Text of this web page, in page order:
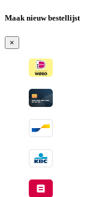
-
verzonden
wanneer
beschikbaar
Maak nieuw bestellijst
×